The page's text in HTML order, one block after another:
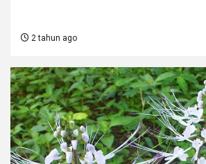
2 tahun ago